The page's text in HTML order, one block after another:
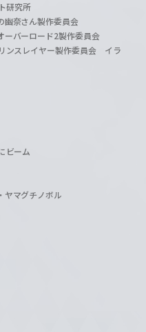
研究所
幽奈さん製作委員会
バーロード2製作委員会
ンスレイヤー製作委員会 イラ
ビーム
ヤマグチノボル